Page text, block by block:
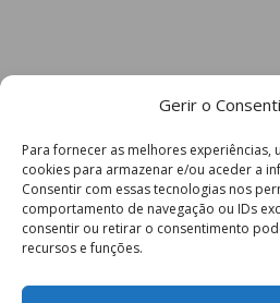
Gerir o
Para fornecer as melhores experiências,
cookies para armazenar e/ou aceder a
Consentir com essas tecnologias nos
comportamento de navegação ou IDs
consentir ou retirar o consentimento
recursos e funções.